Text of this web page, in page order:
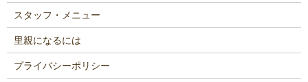
スタッフ・メニュー
里親になるには
プライバシーポリシー